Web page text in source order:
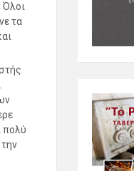
Όλοι
τα
πολύ